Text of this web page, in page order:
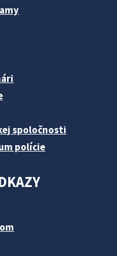
spoločnosti
polície